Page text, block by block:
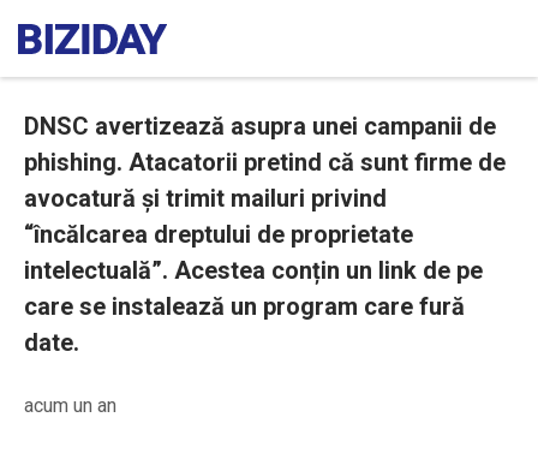
DNSC avertizează asupra unei campanii de
phishing. Atacatorii pretind că sunt firme de
avocatură și trimit mailuri privind
“încălcarea dreptului de proprietate
intelectuală”. Acestea conțin un link de pe
care se instalează un program care fură
date.
acum un an